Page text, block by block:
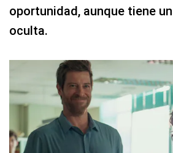
oportunidad, aunque tiene
oculta.